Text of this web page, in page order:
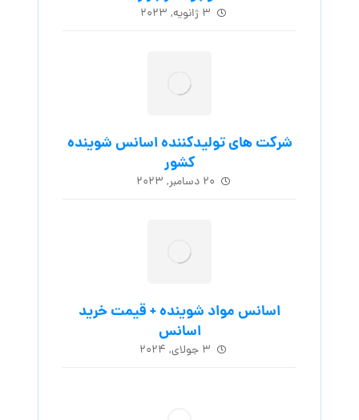
۳ ژانویه, ۲۰۲۳
شرکت های تولیدکننده اسانس شوینده
کشور
۲۰ دسامبر, ۲۰۲۳
اسانس مواد شوینده + قیمت خرید
اسانس
۳ جولای, ۲۰۲۴